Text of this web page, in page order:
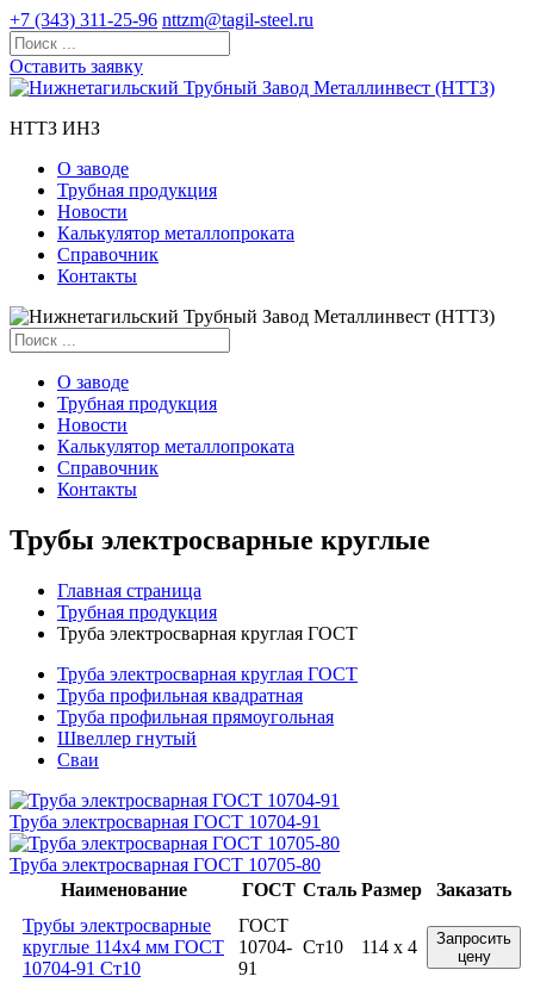
+7 (343) 311-25-96 nttzm@tagil-steel.ru
Оставить заявку
НТТЗ ИНЗ
О заводе
Трубная продукция
Новости
Калькулятор металлопроката
Справочник
Контакты
О заводе
Трубная продукция
Новости
Калькулятор металлопроката
Справочник
Контакты
Трубы электросварные круглые
Главная страница
Трубная продукция
Труба электросварная круглая ГОСТ
Труба электросварная круглая ГОСТ
Труба профильная квадратная
Труба профильная прямоугольная
Швеллер гнутый
Сваи
Труба электросварная ГОСТ 10704-91
Труба электросварная ГОСТ 10705-80
Наименование
ГОСТ Сталь Размер
Заказать
Трубы электросварные
круглые 114x4 мм ГОСТ
10704-91 Ст10
ГОСТ
10704-
91
Ст10 114 x 4
Запросить
цену